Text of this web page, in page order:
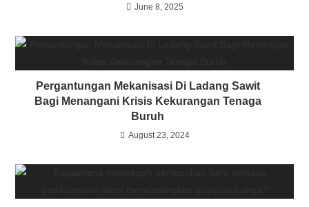
June 8, 2025
Pergantungan Mekanisasi Di Ladang Sawit
Bagi Menangani Krisis Kekurangan Tenaga
Buruh
August 23, 2024